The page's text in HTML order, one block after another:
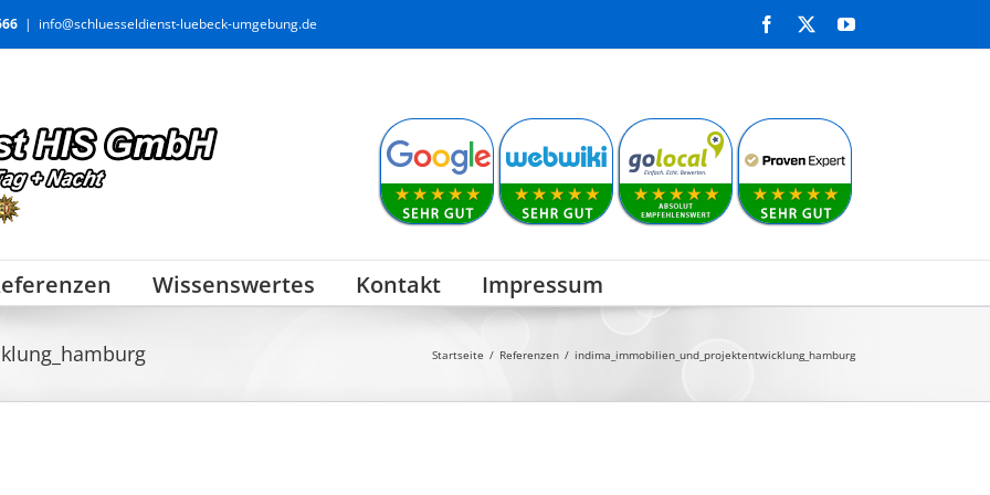
| info@schluesseldienst-luebeck-umgebung.de Facebook YouTube
Wissenswertes Kontakt Impressum
Startseite Referenzen indima_immobilien_und_projektentwicklung_hamburg